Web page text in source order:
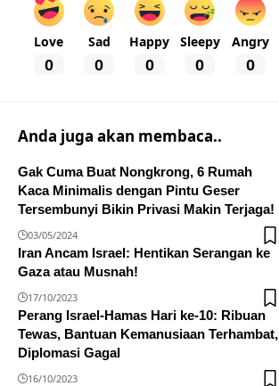
Love
0
Sad
0
Happy
0
Sleepy
0
Angry
0
Anda juga akan membaca..
Gak Cuma Buat Nongkrong, 6 Rumah
Kaca Minimalis dengan Pintu Geser
Tersembunyi Bikin Privasi Makin Terjaga!
03/05/2024
Iran Ancam Israel: Hentikan Serangan ke
Gaza atau Musnah!
17/10/2023
Perang Israel-Hamas Hari ke-10: Ribuan
Tewas, Bantuan Kemanusiaan Terhambat,
Diplomasi Gagal
16/10/2023